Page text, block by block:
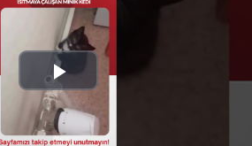
Play
Video